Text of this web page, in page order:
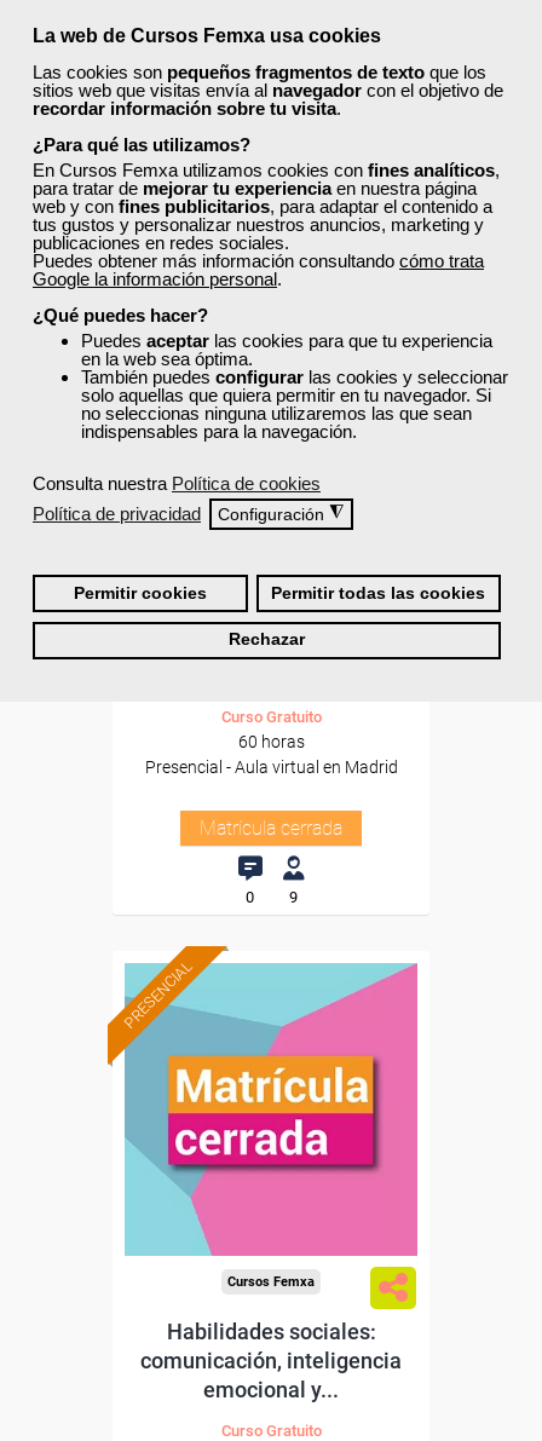
La web de Cursos Femxa usa cookies
Las cookies son pequeños fragmentos de texto que los
sitios web que visitas envía al navegador con el objetivo de
recordar información sobre tu visita.
¿Para qué las utilizamos?
En Cursos Femxa utilizamos cookies con fines analíticos,
para tratar de mejorar tu experienciaen nuestra página
web y con fines publicitarios, para adaptar el contenido a
tus gustos y personalizar nuestros anuncios, marketing y
publicaciones en redes sociales.
Puedes obtener más información consultando cómo trata
Google la información personal.
¿Qué puedes hacer?
Puedes aceptar las cookies para que tu experiencia
en la web sea óptima.
También puedes configurar las cookies y seleccionar
solo aquellas que quiera permitir en tu navegador. Si
no seleccionas ninguna utilizaremos las que sean
indispensables para la navegación.
Consulta nuestra Política de cookies
Política de privacidad
Configuración ◮
Permitir cookies Permitir todas las cookies
Rechazar
210 horas
y Cataluña)
Matrícula cerrada
20 1484
PRESENCIAL
Control de métodos y tiempos
en los sistemas productivos
Curso Gratuito
60 horas
Presencial - Aula virtual en Madrid
Matrícula cerrada
0 9
PRESENCIAL
Cursos Femxa
Habilidades sociales:
comunicación, inteligencia
emocional y...
Curso Gratuito